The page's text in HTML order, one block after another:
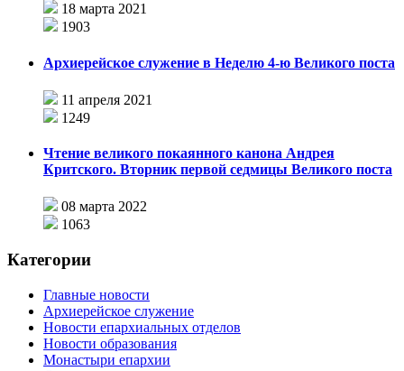
18 марта 2021
1903
Архиерейское служение в Неделю 4-ю Великого поста
11 апреля 2021
1249
Чтение великого покаянного канона Андрея
Критского. Вторник первой седмицы Великого поста
08 марта 2022
1063
Категории
Главные новости
Архиерейское служение
Новости епархиальных отделов
Новости образования
Монастыри епархии